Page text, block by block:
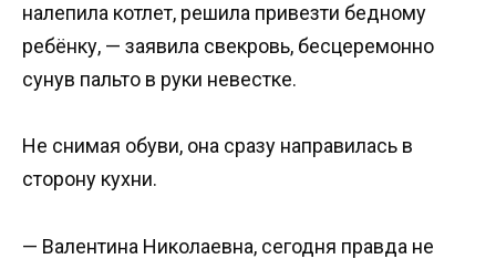
налепила котлет, решила привезти бедному
ребёнку, — заявила свекровь, бесцеремонно
сунув пальто в руки невестке.
Не снимая обуви, она сразу направилась в
сторону кухни.
— Валентина Николаевна, сегодня правда не